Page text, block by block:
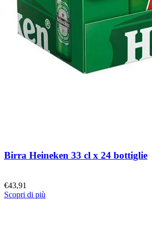
Birra Heineken 33 cl x 24 bottiglie
€43,91
Scopri di più